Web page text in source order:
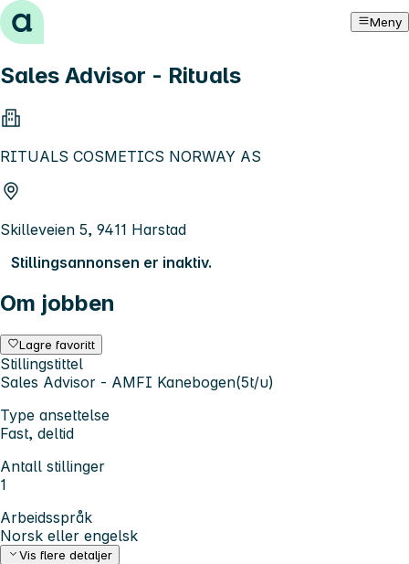
Hopp til innhold Meny
Sales Advisor - Rituals
RITUALS COSMETICS NORWAY AS
Skilleveien 5, 9411 Harstad
Stillingsannonsen er inaktiv.
Om jobben
Lagre favoritt
Stillingstittel
Sales Advisor - AMFI Kanebogen(5t/u)
Type ansettelse
Fast, deltid
Antall stillinger
1
Arbeidsspråk
Norsk eller engelsk
Vis flere detaljer